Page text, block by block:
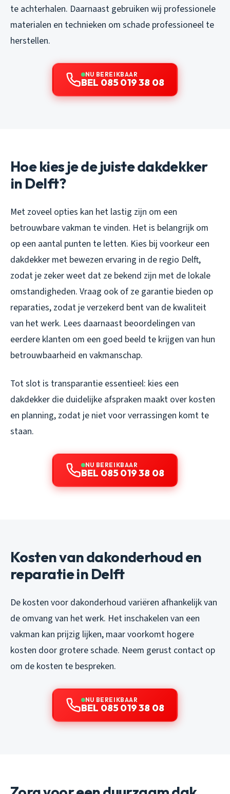
te achterhalen. Daarnaast gebruiken wij professionele
materialen en technieken om schade professioneel te
herstellen.
NU BEREIKBAAR
BEL 085 019 38 08
Hoe kies je de juiste dakdekker
in Delft?
Met zoveel opties kan het lastig zijn om een
betrouwbare vakman te vinden. Het is belangrijk om
op een aantal punten te letten. Kies bij voorkeur een
dakdekker met bewezen ervaring in de regio Delft,
zodat je zeker weet dat ze bekend zijn met de lokale
omstandigheden. Vraag ook of ze garantie bieden op
reparaties, zodat je verzekerd bent van de kwaliteit
van het werk. Lees daarnaast beoordelingen van
eerdere klanten om een goed beeld te krijgen van hun
betrouwbaarheid en vakmanschap.
Tot slot is transparantie essentieel: kies een
dakdekker die duidelijke afspraken maakt over kosten
en planning, zodat je niet voor verrassingen komt te
staan.
NU BEREIKBAAR
BEL 085 019 38 08
Kosten van dakonderhoud en
reparatie in Delft
De kosten voor dakonderhoud variëren afhankelijk van
de omvang van het werk. Het inschakelen van een
vakman kan prijzig lijken, maar voorkomt hogere
kosten door grotere schade. Neem gerust contact op
om de kosten te bespreken.
NU BEREIKBAAR
BEL 085 019 38 08